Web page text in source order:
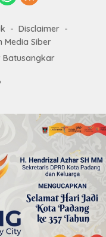
Disclaimer
Media Siber
Batusangkar